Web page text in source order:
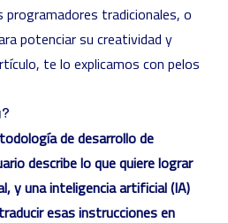
programadores tradicionales, o
potenciar su creatividad y
te lo explicamos con pelos
de desarrollo de
describe lo que quiere lograr
y una inteligencia artificial (IA)
esas instrucciones en